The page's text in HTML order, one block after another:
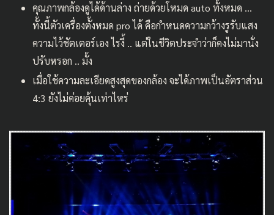
คุณภาพกล้องดูได้ด้านล่าง ถ่ายด้วยโหมด auto ทั้งหมด …
ทั้งนี้ตัวเครื่องตั้งหมด pro ได้ คือกำหนดความกว้างรูรับแสง
ความไว้ชัตเตอร์เอง ไรงี้ .. แต่ในชีวิตประจำว่าก็คงไม่มานั่ง
ปรับหรอก .. มั้ง
เมื่อใช้ความละเอียดสูงสุดของกล้อง จะได้ภาพเป็นอัตราส่วน
4:3 ยังไม่ค่อยคุ้นเท่าไหร่